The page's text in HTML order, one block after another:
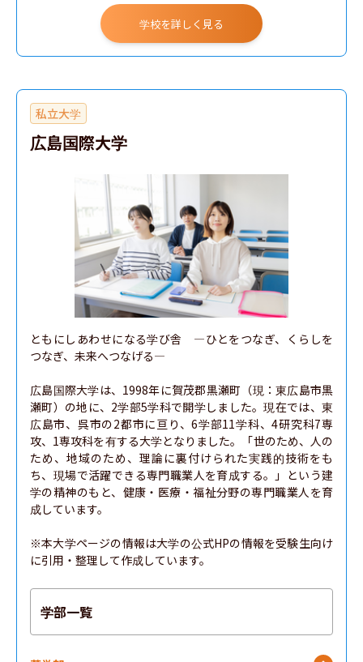
学校を詳しく見る
私立大学
広島国際大学
ともにしあわせになる学び舎　―ひとをつなぎ、くらしを
つなぎ、未来へつなげる―
広島国際大学は、1998年に賀茂郡黒瀬町（現：東広島市黒
瀬町）の地に、2学部5学科で開学しました。現在では、東
広島市、呉市の2都市に亘り、6学部11学科、4研究科7専
攻、1専攻科を有する大学となりました。「世のため、人の
ため、地域のため、理論に裏付けられた実践的技術をも
ち、現場で活躍できる専門職業人を育成する。」という建
学の精神のもと、健康・医療・福祉分野の専門職業人を育
成しています。
※本大学ページの情報は大学の公式HPの情報を受験生向け
に引用・整理して作成しています。
学部一覧